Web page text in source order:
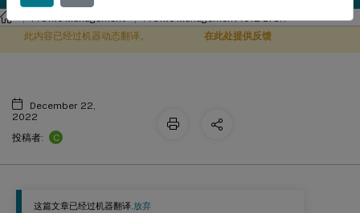
Profile Management Profile Management 1912 LTSR
这篇文章已经过机器翻译.放弃
此内容已经过机器动态翻译。 在此处提供反馈
December 22,
2022
投稿者:
C